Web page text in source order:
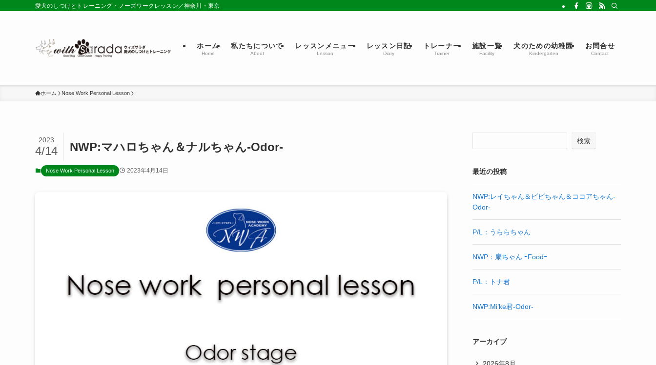
愛犬のしつけとトレーニング・ノーズワークレッスン／神奈川・東京
ホーム
Home
私たちについて
About
レッスンメニュー
Lesson
レッスン日記
Diary
トレーナー
Trainer
施設一覧
Facility
犬のための幼稚園
Kindergarten
お問合せ
Contact
ホーム Nose Work Personal Lesson
NWP:マハロちゃん＆ナルちゃん-Odor-
2023
4/14
Nose Work Personal Lesson 2023年4月14日
検索
最近の投稿
NWP:レイちゃん＆ビビちゃん＆ココアちゃん-
Odor-
P/L：うららちゃん
NWP：扇ちゃん ｰFoodｰ
P/L：トナ君
NWP:Mi’ke君-Odor-
アーカイブ
2026年8月